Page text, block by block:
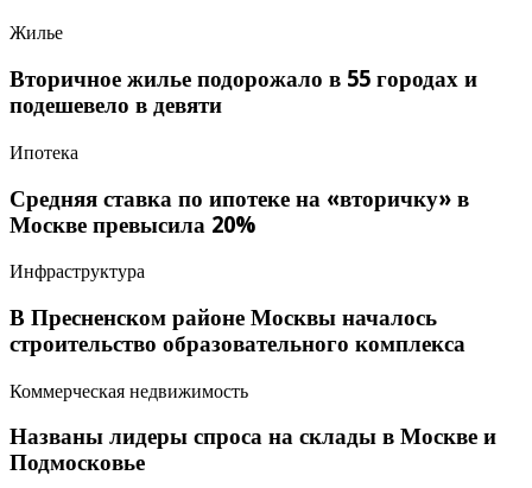
Жилье
Вторичное жилье подорожало в 55 городах и
подешевело в девяти
Ипотека
Средняя ставка по ипотеке на «вторичку» в
Москве превысила 20%
Инфраструктура
В Пресненском районе Москвы началось
строительство образовательного комплекса
Коммерческая недвижимость
Названы лидеры спроса на склады в Москве и
Подмосковье